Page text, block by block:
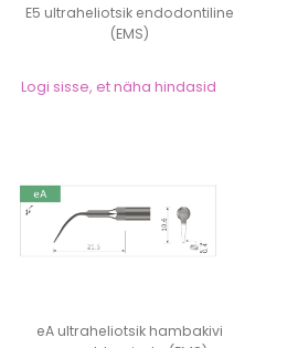
E5 ultraheliotsik endodontiline
(EMS)
Logi sisse, et näha hindasid
eA ultraheliotsik hambakivi